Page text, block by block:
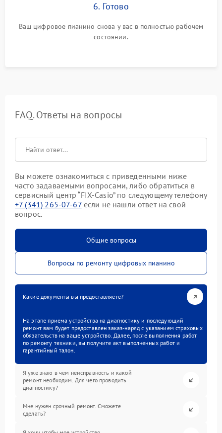
6. Готово
Ваш цифровое пианино снова у вас в полностью рабочем
состоянии.
FAQ. Ответы на вопросы
Вы можете ознакомиться с приведенными ниже
часто задаваемыми вопросами, либо обратиться в
сервисный центр “FIX-Casio” по следующему телефону
+7 (341) 265-07-67если не нашли ответ на свой
вопрос.
Общие вопросы
Вопросы по ремонту цифровых пианино
Какие документы вы предоставляете?
На этапе приема устройства на диагностику и последующий
ремонт вам будет предоставлен заказ-наряд с указанием страховых
обязательств на ваше устройство. Далее, после выполнения работ
по ремонту техники, вы получите акт выполненных работ и
гарантийный талон.
Я уже знаю в чем неисправность и какой
ремонт необходим. Для чего проводить
диагностику?
Мне нужен срочный ремонт. Сможете
сделать?